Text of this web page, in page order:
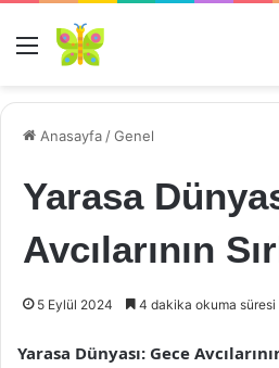
Menü
Anasayfa /Genel
Yarasa
Avcılarının
5 Eylül 2024 4 dakika okuma süresi
Yarasa Dünyası: Gece